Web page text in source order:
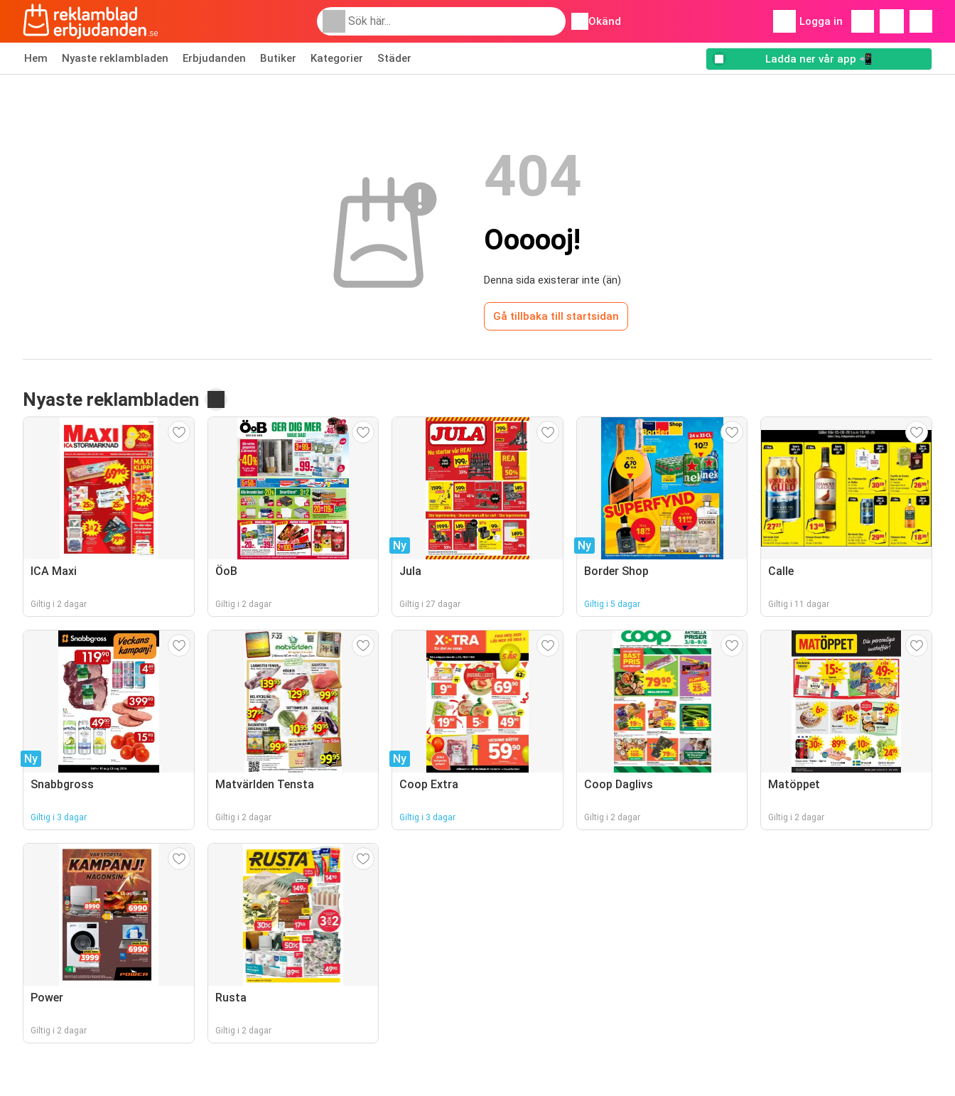
Okänd Logga in
Hem Nyaste reklambladen Erbjudanden Butiker Kategorier Städer Ladda ner vår app 📲
404
Oooooj!
Denna sida existerar inte (än)
Gå tillbaka till startsidan
Nyaste reklambladen
ICA Maxi
Giltig i 2 dagar
ÖoB
Giltig i 2 dagar
Ny
Jula
Giltig i 27 dagar
Ny
Border Shop
Giltig i 5 dagar
Calle
Giltig i 11 dagar
Ny
Snabbgross
Giltig i 3 dagar
Matvärlden Tensta
Giltig i 2 dagar
Ny
Coop Extra
Giltig i 3 dagar
Coop Daglivs
Giltig i 2 dagar
Matöppet
Giltig i 2 dagar
Power
Giltig i 2 dagar
Rusta
Giltig i 2 dagar